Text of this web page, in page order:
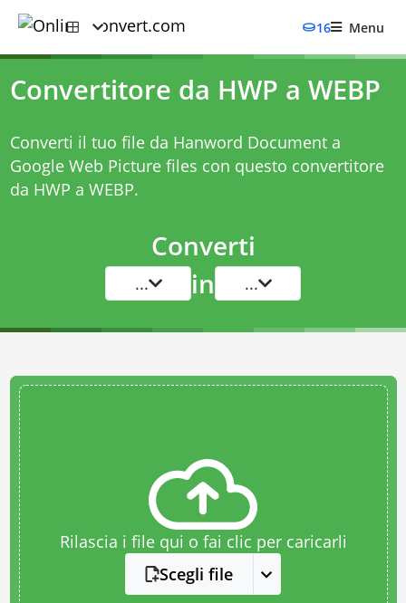
16 Menu
Convertitore da HWP a WEBP
Converti il tuo file da Hanword Document a
Google Web Picture files con questo convertitore
da HWP a WEBP.
Converti
... in ...
Rilascia i file qui o fai clic per caricarli
Scegli file